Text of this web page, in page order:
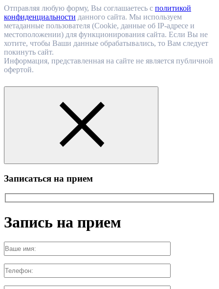
Отправляя любую форму, Вы соглашаетесь с политикой
конфиденциальности данного сайта. Мы используем
метаданные пользователя (Cookie, данные об IP-адресе и
местоположении) для функционирования сайта. Если Вы не
хотите, чтобы Ваши данные обрабатывались, то Вам следует
покинуть сайт.
Информация, представленная на сайте не является публичной
офертой.
Записаться на прием
Запись на прием